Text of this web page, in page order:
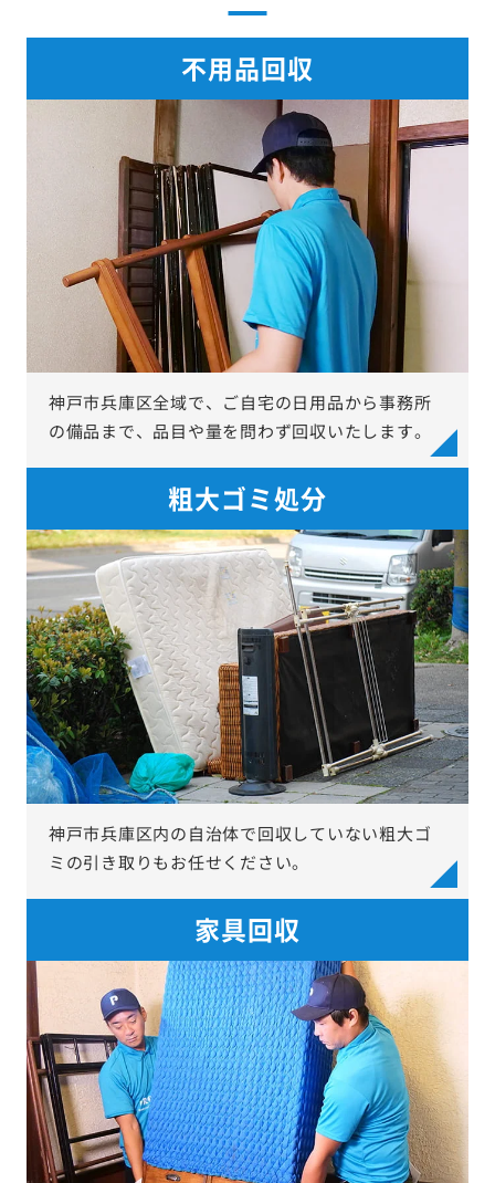
不用品回収
神戸市兵庫区全域で、ご自宅の日用品から事務所
の備品まで、品目や量を問わず回収いたします。
粗大ゴミ処分
神戸市兵庫区内の自治体で回収していない粗大ゴ
ミの引き取りもお任せください。
家具回収